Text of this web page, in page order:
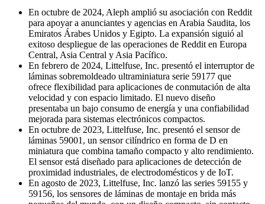
En octubre de 2024, Aleph amplió su asociación con Reddit
para apoyar a anunciantes y agencias en Arabia Saudita, los
Emiratos Árabes Unidos y Egipto. La expansión siguió al
exitoso despliegue de las operaciones de Reddit en Europa
Central, Asia Central y Asia Pacífico.
En febrero de 2024, Littelfuse, Inc. presentó el interruptor de
láminas sobremoldeado ultraminiatura serie 59177 que
ofrece flexibilidad para aplicaciones de conmutación de alta
velocidad y con espacio limitado. El nuevo diseño
presentaba un bajo consumo de energía y una confiabilidad
mejorada para sistemas electrónicos compactos.
En octubre de 2023, Littelfuse, Inc. presentó el sensor de
láminas 59001, un sensor cilíndrico en forma de D en
miniatura que combina tamaño compacto y alto rendimiento.
El sensor está diseñado para aplicaciones de detección de
proximidad industriales, de electrodomésticos y de IoT.
En agosto de 2023, Littelfuse, Inc. lanzó las series 59155 y
59156, los sensores de láminas de montaje en brida más